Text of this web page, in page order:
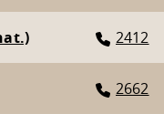
2412
2662